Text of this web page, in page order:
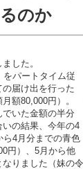
のか
した。
パートタイム従
届け出を行った
額80,000円）。
いた金額の半分
の結果、今年の4
ら4月分までの青色
円）、5月から他
りました（妹の